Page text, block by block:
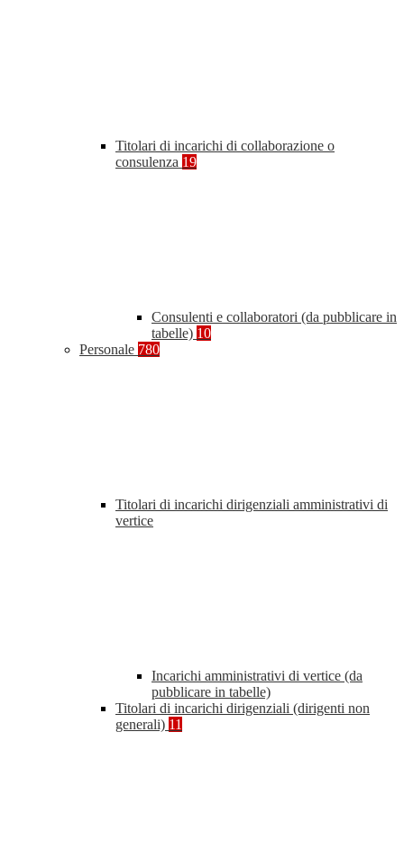
Titolari di incarichi di collaborazione o
consulenza 19
Consulenti e collaboratori (da pubblicare in
tabelle) 10
Personale 780
Titolari di incarichi dirigenziali amministrativi di
vertice
Incarichi amministrativi di vertice (da
pubblicare in tabelle)
Titolari di incarichi dirigenziali (dirigenti non
generali) 11